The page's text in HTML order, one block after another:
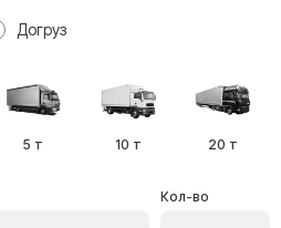
Догруз
5 т 10 т 20 т
Кол-во